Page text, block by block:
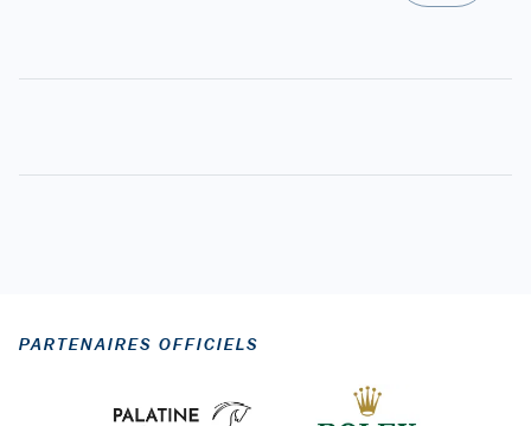
PARTENAIRES OFFICIELS